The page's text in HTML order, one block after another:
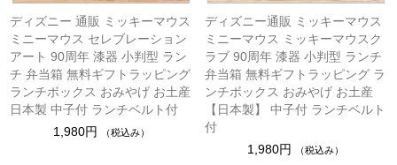
ディズニー 通販 ミッキーマウス
ミニーマウス セレブレーション
アート 90周年 漆器 小判型 ラン
チ 弁当箱 無料ギフトラッピング
ランチボックス おみやげ お土産
日本製 中子付 ランチベルト付
1,980円
（税込み）
ディズニー通販 ミッキーマウス
ミニーマウス ミッキーマウスク
ラブ 90周年 漆器 小判型 ランチ
弁当箱 無料ギフトラッピング ラ
ンチボックス おみやげ お土産
【日本製】 中子付 ランチベルト
付
1,980円
（税込み）